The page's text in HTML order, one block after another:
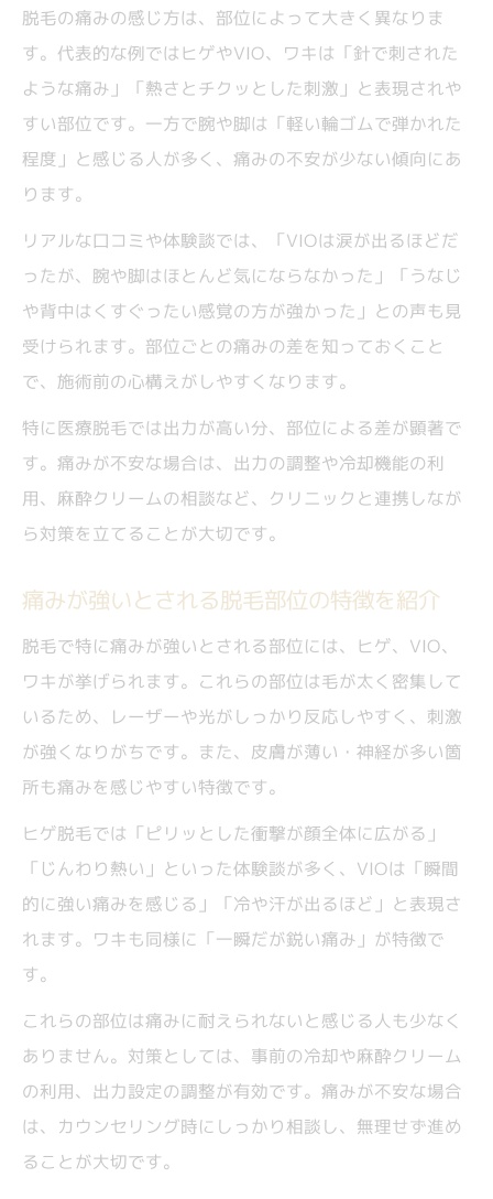
麻酔クリームなど脱毛痛みの緩和方法まと
め
脱毛施術中の痛みを軽減するコツと工夫
医療脱毛で特に痛みが強い部位の特徴解説
VIOや顔など敏感部位の脱毛痛みを比較
医療脱毛の痛みが強い部位の体験談まとめ
痛みを感じやすい脱毛部位の傾向と対策
脱毛の部位別痛みレベルと感じ方の違い
痛みに不安な方へ知恵袋から学ぶ耐え方のコツ
脱毛痛みが不安な方に知恵袋の耐え方紹介
不安を和らげる脱毛痛みの耐え方を解説
脱毛痛みの疑問に知恵袋での声を参考に
実際に役立つ脱毛痛み耐え方のアイデア
脱毛の痛みの感じ方は、部位によって大きく異なりま
す。代表的な例ではヒゲやVIO、ワキは「針で刺された
ような痛み」「熱さとチクッとした刺激」と表現されや
すい部位です。一方で腕や脚は「軽い輪ゴムで弾かれた
程度」と感じる人が多く、痛みの不安が少ない傾向にあ
ります。
リアルな口コミや体験談では、「VIOは涙が出るほどだ
ったが、腕や脚はほとんど気にならなかった」「うなじ
や背中はくすぐったい感覚の方が強かった」との声も見
受けられます。部位ごとの痛みの差を知っておくこと
で、施術前の心構えがしやすくなります。
特に医療脱毛では出力が高い分、部位による差が顕著で
す。痛みが不安な場合は、出力の調整や冷却機能の利
用、麻酔クリームの相談など、クリニックと連携しなが
ら対策を立てることが大切です。
痛みが強いとされる脱毛部位の特徴を紹介
脱毛で特に痛みが強いとされる部位には、ヒゲ、VIO、
ワキが挙げられます。これらの部位は毛が太く密集して
いるため、レーザーや光がしっかり反応しやすく、刺激
が強くなりがちです。また、皮膚が薄い・神経が多い箇
所も痛みを感じやすい特徴です。
ヒゲ脱毛では「ピリッとした衝撃が顔全体に広がる」
「じんわり熱い」といった体験談が多く、VIOは「瞬間
的に強い痛みを感じる」「冷や汗が出るほど」と表現さ
れます。ワキも同様に「一瞬だが鋭い痛み」が特徴で
す。
これらの部位は痛みに耐えられないと感じる人も少なく
ありません。対策としては、事前の冷却や麻酔クリーム
の利用、出力設定の調整が有効です。痛みが不安な場合
は、カウンセリング時にしっかり相談し、無理せず進め
ることが大切です。